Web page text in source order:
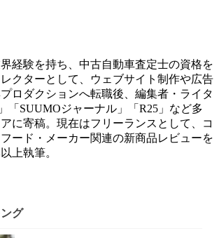
経験を持ち、中古自動車査定士の資格を
クターとして、ウェブサイト制作や広告
ロダクションへ転職後、編集者・ライタ
「SUUMOジャーナル」「R25」など多
に寄稿。現在はフリーランスとして、コ
ード・メーカー関連の新商品レビューを
上執筆。
グ